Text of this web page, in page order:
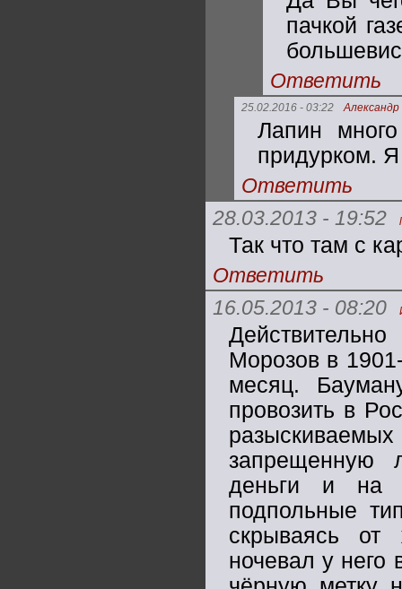
пачкой
Ответить
25.02.2016 - 03:22 Александр
Лапин
придурком.
Ответить
28.03.2013 - 19:52
Так что там с
Ответить
16.05.2013 - 08:20
Морозов в
месяц.
провозить в
запрещенную
деньги и на
подпольные
скрываясь
ночевал у него